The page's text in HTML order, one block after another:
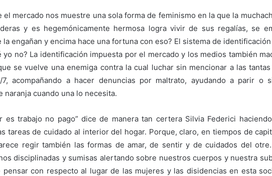
el mercado nos muestre una sola forma de feminismo en la que la
y es hegemónicamente hermosa logra vivir de sus regalías, se
engañan y encima hace una fortuna con eso? El sistema de
yo no? La identificación impuesta por el mercado y los medios también
se vuelve una enemiga contra la cual luchar sin mencionar a las tantas
acompañando a hacer denuncias por maltrato, ayudando a parir o
naranja cuando una lo necesita.
es trabajo no pago” dice de manera tan certera Silvia Federici
tareas de cuidado al interior del hogar. Porque, claro, en tiempos de
regir también las formas de amar, de sentir y de cuidados del
disciplinadas y sumisas alertando sobre nuestros cuerpos y nuestra
con respecto al lugar de las mujeres y las disidencias en esta